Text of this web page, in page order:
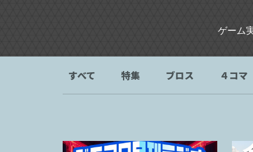
ゲーム
すべて 特集 ブロス ４コマ